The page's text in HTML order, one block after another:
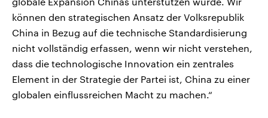
können den strategischen Ansatz der Volksrepublik
China in Bezug auf die technische Standardisierung
nicht vollständig erfassen, wenn wir nicht verstehen,
dass die technologische Innovation ein zentrales
Element in der Strategie der Partei ist, China zu einer
globalen einflussreichen Macht zu machen.“